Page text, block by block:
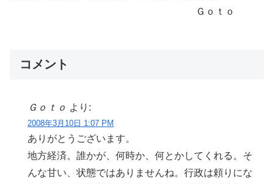
Ｇｏｔｏ
コメント
Ｇｏｔｏ より:
2008年3月10日 1:07 PM
ありがとうございます。
地方経済。誰かが、何時か、何とかしてくれる。そ
んな甘い、状態ではありませんね。行政は頼りにな